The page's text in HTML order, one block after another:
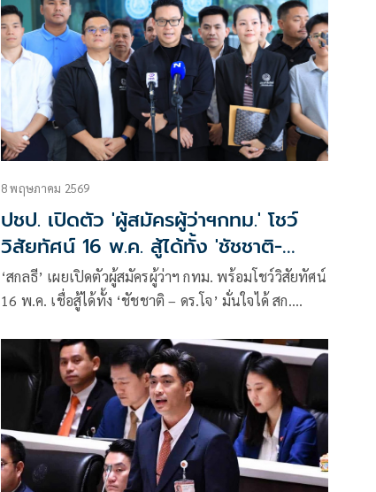
8 พฤษภาคม 2569
ปชป. เปิดตัว 'ผู้สมัครผู้ว่าฯกทม.' โชว์
วิสัยทัศน์ 16 พ.ค. สู้ได้ทั้ง 'ชัชชาติ-
ดร.โจ'
‘สกลธี’ เผยเปิดตัวผู้สมัครผู้ว่าฯ กทม. พร้อมโชว์วิสัยทัศน์
16 พ.ค. เชื่อสู้ได้ทั้ง ‘ชัชชาติ – ดร.โจ’ มั่นใจได้ สก.